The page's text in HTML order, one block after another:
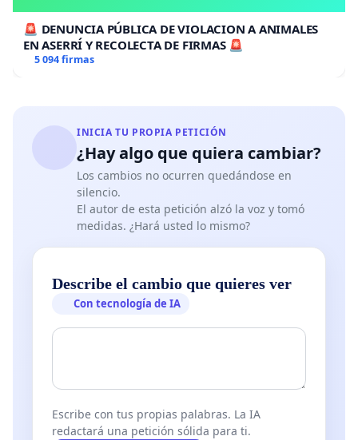
🚨 DENUNCIA PÚBLICA DE VIOLACION A ANIMALES
EN ASERRÍ Y RECOLECTA DE FIRMAS 🚨
5 094 firmas
INICIA TU PROPIA PETICIÓN
¿Hay algo que quiera cambiar?
Los cambios no ocurren quedándose en
silencio.
El autor de esta petición alzó la voz y tomó
medidas. ¿Hará usted lo mismo?
Describe el cambio que quieres ver
Con tecnología de IA
Escribe con tus propias palabras. La IA
redactará una petición sólida para ti.